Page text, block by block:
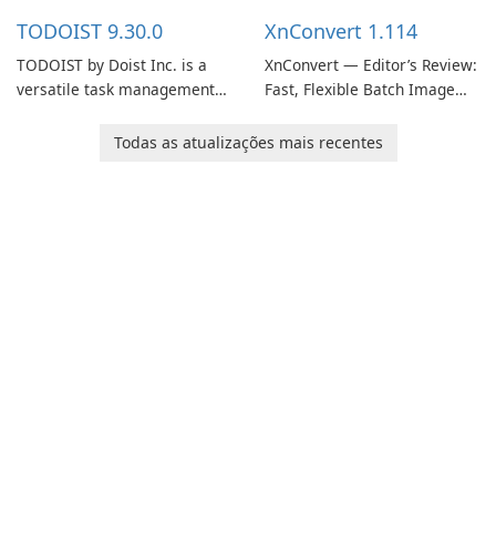
TODOIST 9.30.0
TODOIST by Doist Inc. is a
versatile task management
individuals and teams
XnConvert 1.114
XnConvert — Editor’s Review:
Fast, Flexible Batch Image
macOS and Linux XnConvert
Todas as atualizações mais recentes